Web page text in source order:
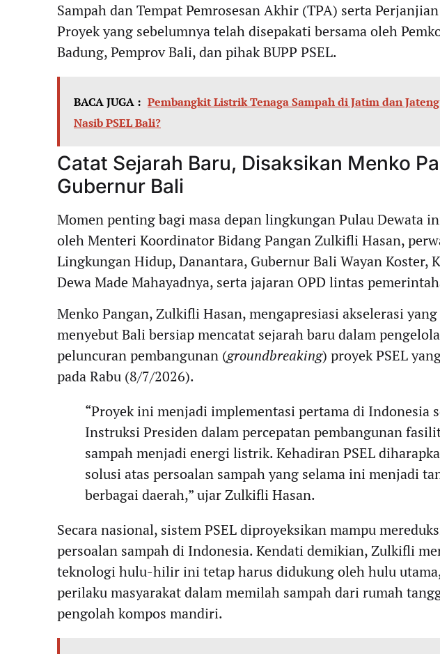
Sampah dan Tempat Pemrosesan Akhir (TPA) serta
Proyek yang sebelumnya telah disepakati bersama oleh
Badung, Pemprov Bali, dan pihak BUPP PSEL.
BACA JUGA : Pembangkit Listrik Tenaga Sampah di Jatim dan
Nasib PSEL Bali?
Catat Sejarah Baru, Disaksikan Menko
Gubernur Bali
Momen penting bagi masa depan lingkungan Pulau Dewata
oleh Menteri Koordinator Bidang Pangan Zulkifli Hasan,
Lingkungan Hidup, Danantara, Gubernur Bali Wayan Koster,
Dewa Made Mahayadnya, serta jajaran OPD lintas
Menko Pangan, Zulkifli Hasan, mengapresiasi akselerasi
menyebut Bali bersiap mencatat sejarah baru dalam
peluncuran pembangunan (groundbreaking) proyek PSEL
pada Rabu (8/7/2026).
“Proyek ini menjadi implementasi pertama di Indonesia
Instruksi Presiden dalam percepatan pembangunan
sampah menjadi energi listrik. Kehadiran PSEL
solusi atas persoalan sampah yang selama ini menjadi
berbagai daerah,” ujar Zulkifli Hasan.
Secara nasional, sistem PSEL diproyeksikan mampu
persoalan sampah di Indonesia. Kendati demikian, Zulkifli
teknologi hulu-hilir ini tetap harus didukung oleh hulu
perilaku masyarakat dalam memilah sampah dari rumah
pengolah kompos mandiri.